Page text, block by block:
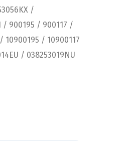
/
/ 900195 / 900117 /
10900195 / 10900117
/ 038253019NU